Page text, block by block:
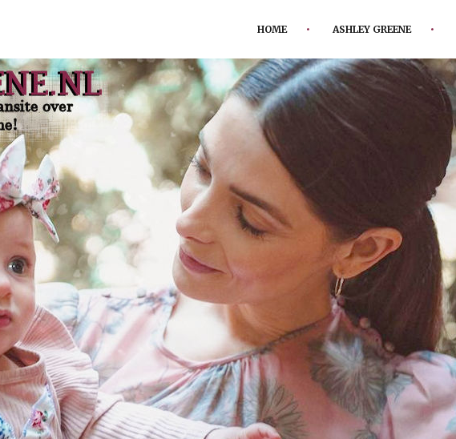
HOME ASHLEY GREENE